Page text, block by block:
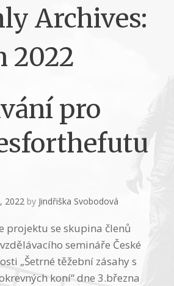
Archives:
2022
pro
2022 by Jindřiška Svobodová
projektu se skupina členů
semináře České
„Šetrné těžební zásahy s
koní“ dne 3.března